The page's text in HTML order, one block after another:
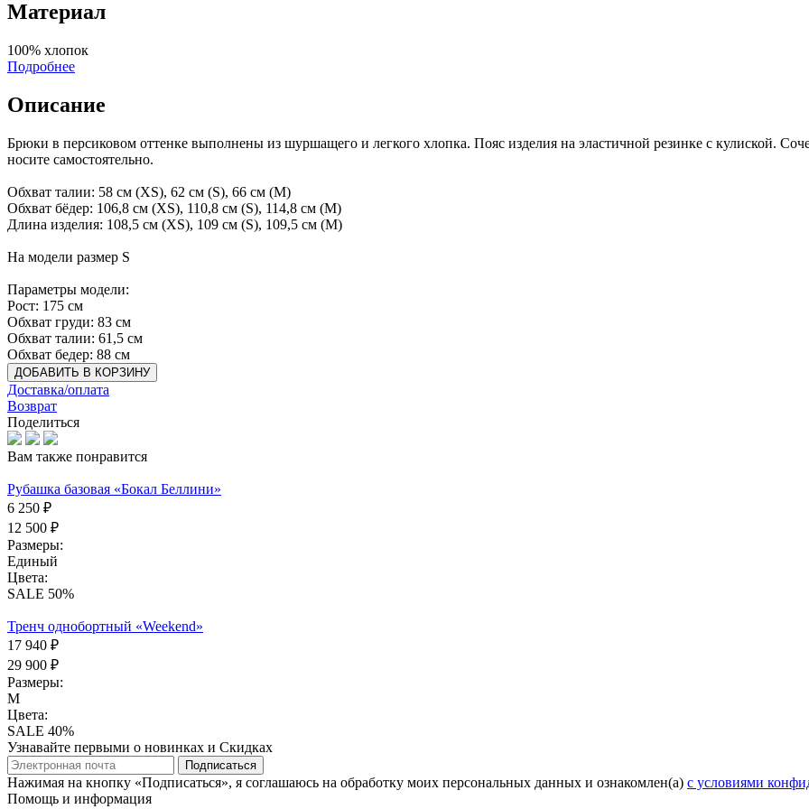
Материал
100% хлопок
Подробнее
Описание
Брюки в персиковом оттенке выполнены из шуршащего и легкого хлопка. Пояс изделия на эластичной резинке с кулиской.
носите самостоятельно.
Обхват талии: 58 см (XS), 62 см (S), 66 см (М)
Обхват бёдер: 106,8 см (XS), 110,8 см (S), 114,8 см (M)
Длина изделия: 108,5 см (XS), 109 см (S), 109,5 см (М)
На модели размер S
Параметры модели:
Рост: 175 см
Обхват груди: 83 см
Обхват талии: 61,5 см
Обхват бедер: 88 см
ДОБАВИТЬ В КОРЗИНУ
Доставка/оплата
Возврат
Поделиться
Вам также понравится
Рубашка базовая «Бокал Беллини»
6 250 ₽
12 500 ₽
Размеры:
Единый
Цвета:
SALE 50%
Тренч однобортный «Weekend»
17 940 ₽
29 900 ₽
Размеры:
М
Цвета:
SALE 40%
Узнавайте первыми о новинках и Скидках
Подписаться
Нажимая на кнопку «Подписаться», я соглашаюсь на обработку моих персональных данных и ознакомлен(а) с условиями
Помощь и информация